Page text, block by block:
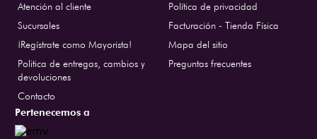
Atención al cliente
Sucursales
¡Regístrate como Mayorista!
Politica de entregas, cambios y
devoluciones
Contacto
Política de privacidad
Facturación - Tienda Física
Mapa del sitio
Preguntas frecuentes
Pertenecemos a